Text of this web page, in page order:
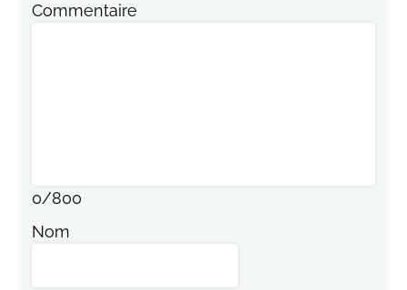
Commentaire
0/800
Nom